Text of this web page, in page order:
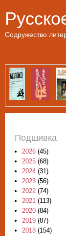
Содружество
Подшивка
2026 (45)
2025 (68)
2024 (31)
2023 (56)
2022 (74)
2021 (113)
2020 (84)
2019 (87)
2018 (154)